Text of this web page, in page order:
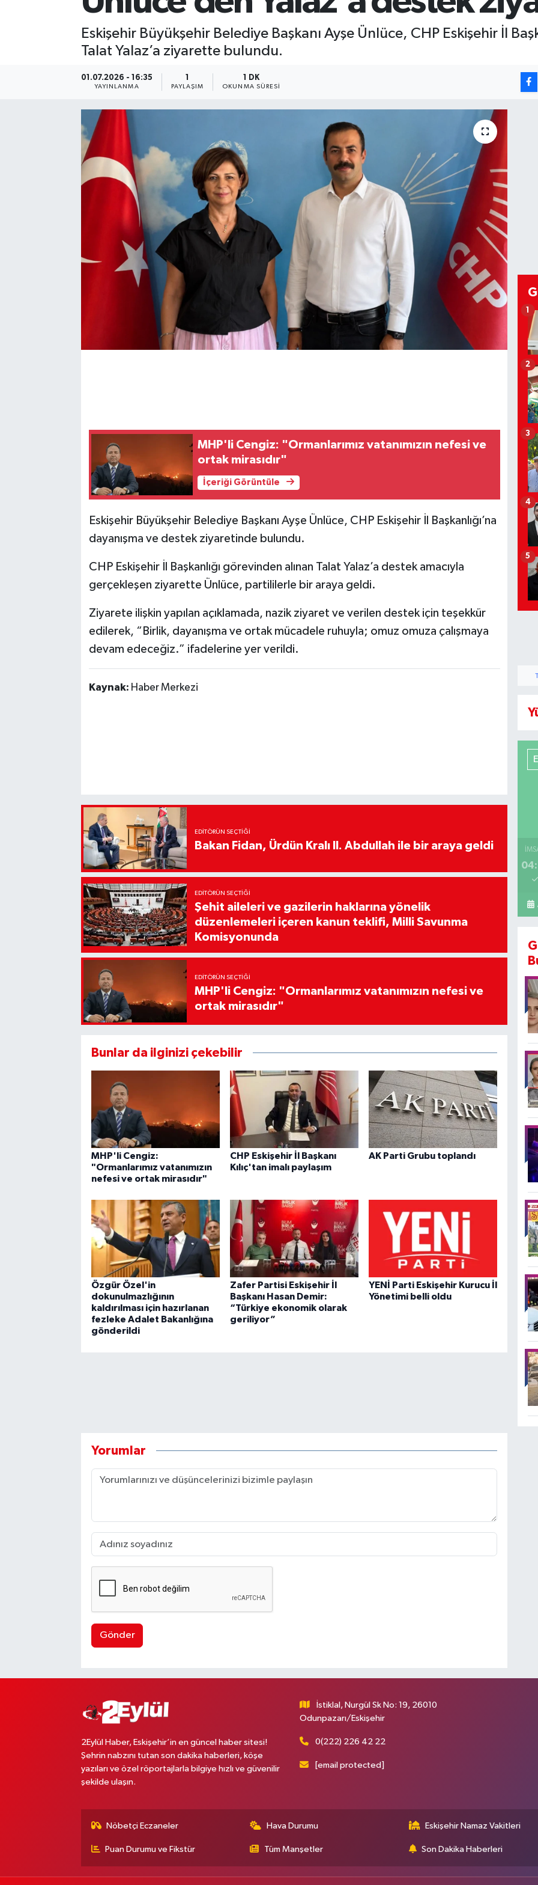
Eskişehir Büyükşehir Belediye Başkanı Ayşe Ünlüce, CHP Eskişehir İl
Talat Yalaz’a ziyarette bulundu.
01.07.2026 - 16:35
YAYINLANMA PAYLAŞIM
1 DK
OKUNMA SÜRESI
MHP'li Cengiz: "Ormanlarımız vatanımızın nefesi ve
ortak mirasıdır"
İçeriği Görüntüle
Eskişehir Büyükşehir Belediye Başkanı Ayşe Ünlüce, CHP Eskişehir İl Başkanlığı’na
dayanışma ve destek ziyaretinde bulundu.
CHP Eskişehir İl Başkanlığı görevinden alınan Talat Yalaz’a destek amacıyla
gerçekleşen ziyarette Ünlüce, partililerle bir araya geldi.
Ziyarete ilişkin yapılan açıklamada, nazik ziyaret ve verilen destek için teşekkür
edilerek, “Birlik, dayanışma ve ortak mücadele ruhuyla; omuz omuza çalışmaya
devam edeceğiz.” ifadelerine yer verildi.
Kaynak: Haber Merkezi
EDITÖRÜN SEÇTIĞI
Bakan Fidan, Ürdün Kralı II. Abdullah ile bir araya geldi
EDITÖRÜN SEÇTIĞI
Şehit aileleri ve gazilerin haklarına yönelik
düzenlemeleri içeren kanun teklifi, Milli Savunma
Komisyonunda
EDITÖRÜN SEÇTIĞI
MHP'li Cengiz: "Ormanlarımız vatanımızın nefesi ve
ortak mirasıdır"
Bunlar da ilginizi çekebilir
MHP'li Cengiz:
"Ormanlarımız vatanımızın
nefesi ve ortak mirasıdır"
CHP Eskişehir İl Başkanı
Kılıç'tan imalı paylaşım
AK Parti Grubu toplandı
Özgür Özel'in
dokunulmazlığının
kaldırılması için hazırlanan
fezleke Adalet Bakanlığına
gönderildi
Zafer Partisi Eskişehir İl
Başkanı Hasan Demir:
“Türkiye ekonomik olarak
geriliyor”
YENİ Parti Eskişehir Kurucu İl
Yönetimi belli oldu
Yorumlar
Gönder
1
2
3
4
5
2Eylül Haber, Eskişehir’in en güncel haber sitesi!
Şehrin nabzını tutan son dakika haberleri, köşe
yazıları ve özel röportajlarla bilgiye hızlı ve güvenilir
şekilde ulaşın.
İstiklal, Nurgül Sk No: 19, 26010
Odunpazarı/Eskişehir
0(222) 226 42 22
[email protected]
Nöbetçi Eczaneler Hava Durumu Eskişehir Namaz Vakitleri
Puan Durumu ve Fikstür Tüm Manşetler Son Dakika Haberleri